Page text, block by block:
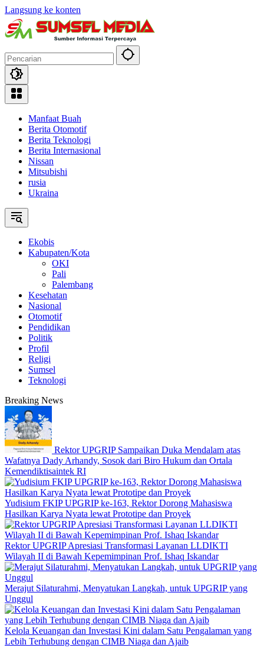
Langsung ke konten
Manfaat Buah
Berita Otomotif
Berita Teknologi
Berita Internasional
Nissan
Mitsubishi
rusia
Ukraina
Ekobis
Kabupaten/Kota
OKI
Pali
Palembang
Kesehatan
Nasional
Otomotif
Pendidikan
Politik
Profil
Religi
Sumsel
Teknologi
Breaking News
Rektor UPGRIP Sampaikan Duka Mendalam atas
Wafatnya Dady Arhandy, Sosok dari Biro Hukum dan Ortala
Kemendiktisaintek RI
Yudisium FKIP UPGRIP ke-163, Rektor Dorong Mahasiswa
Hasilkan Karya Nyata lewat Prototipe dan Proyek
Rektor UPGRIP Apresiasi Transformasi Layanan LLDIKTI
Wilayah II di Bawah Kepemimpinan Prof. Ishaq Iskandar
Merajut Silaturahmi, Menyatukan Langkah, untuk UPGRIP yang
Unggul
Kelola Keuangan dan Investasi Kini dalam Satu Pengalaman yang
Lebih Terhubung dengan CIMB Niaga dan Ajaib